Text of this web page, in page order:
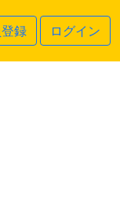
録 ログイン